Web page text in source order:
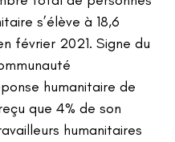
s’élève à 18,6
février 2021. Signe du
humanitaire de
que 4% de son
humanitaires